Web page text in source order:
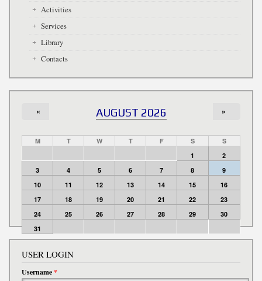
Activities
Services
Library
Contacts
AUGUST 2026
« »
M T W T F S
S
1
2
3
4 5 6 7 8
9
10
11 12 13 14 15
16
17
18 19 20 21 22
23
24
25 26 27 28 29
30
31
USER LOGIN
Username*